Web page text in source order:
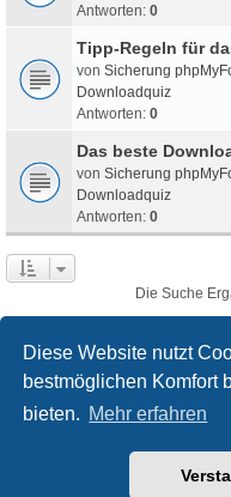
Diese Website nutzt
bestmöglichen Komfort
bieten. Mehr erfahren
Antworten: 0
Tipp-Regeln für
von Sicherung
Downloadquiz
Antworten: 0
Das beste
von Sicherung
Downloadquiz
Antworten: 0
Die Suche
filmquiz.de Alle Foren
® Forum Software